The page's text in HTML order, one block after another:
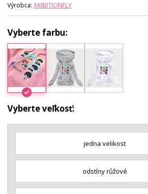
Výrobca: AMBITIONFLY
Vyberte farbu:
Vyberte veľkosť:
jedna velikost
odstíny růžové